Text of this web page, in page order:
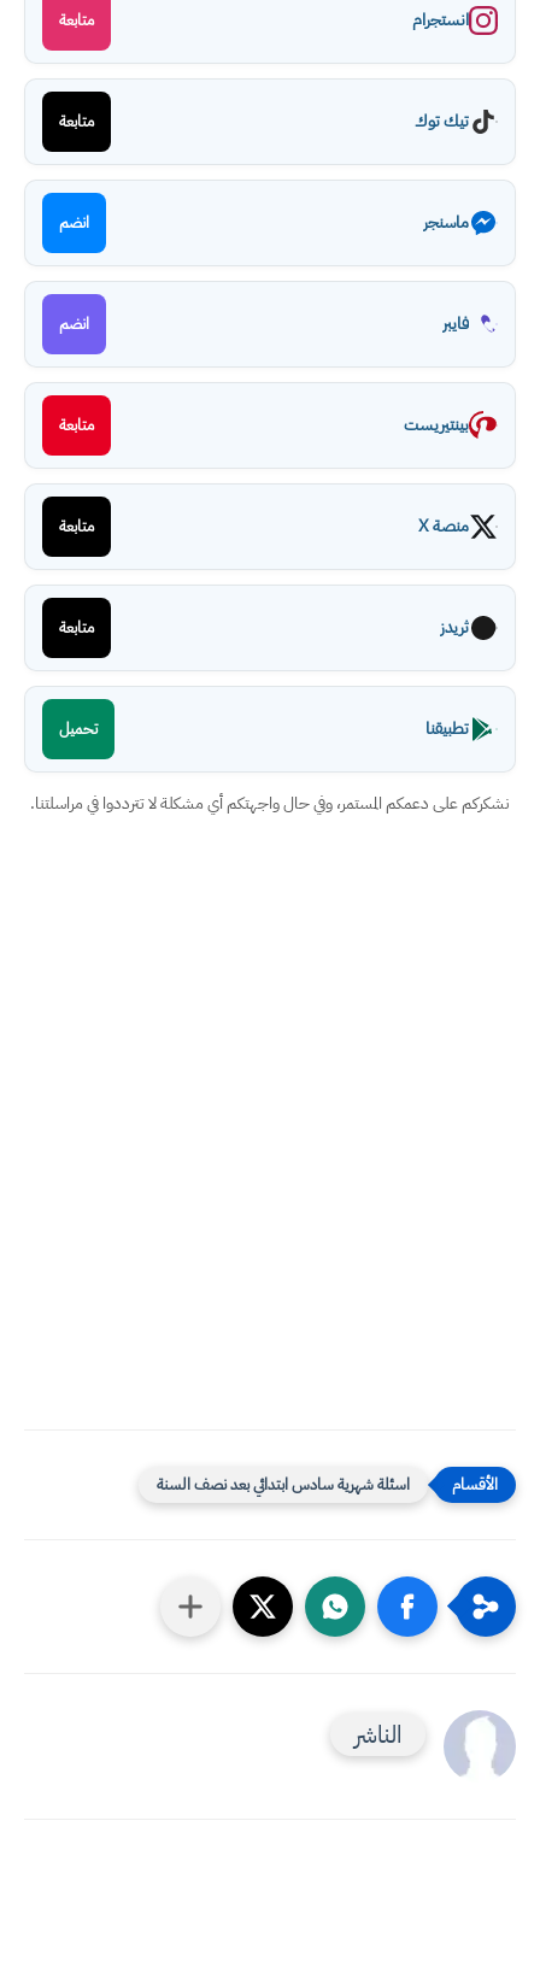
انستجرام متابعة
تيك توك متابعة
ماسنجر انضم
فايبر انضم
بينتيريست متابعة
منصة X متابعة
ثريدز متابعة
تطبيقنا تحميل
نشكركم على دعمكم المستمر، وفي حال واجهتكم أي مشكلة لا تترددوا في مراسلتنا.
اسئلة شهرية سادس ابتدائي بعد نصف السنة
الناشر